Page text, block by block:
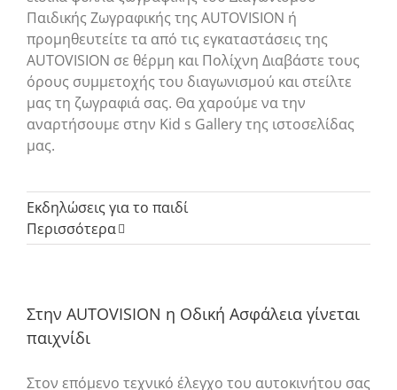
Παιδικής Ζωγραφικής της AUTOVISION ή
προμηθευτείτε τα από τις εγκαταστάσεις της
AUTOVISION σε θέρμη και Πολίχνη Διαβάστε τους
όρους συμμετοχής του διαγωνισμού και στείλτε
μας τη ζωγραφιά σας. Θα χαρούμε να την
αναρτήσουμε στην Kid s Gallery της ιστοσελίδας
μας.
Εκδηλώσεις για το παιδί
Περισσότερα
Στην AUTOVISION η Οδική Ασφάλεια γίνεται
παιχνίδι
Στον επόμενο τεχνικό έλεγχο του αυτοκινήτου σας